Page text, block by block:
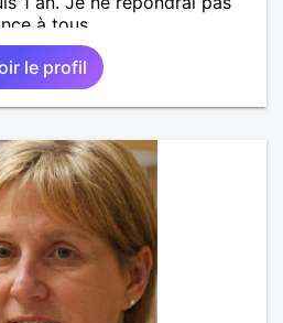
à tous.
le profil